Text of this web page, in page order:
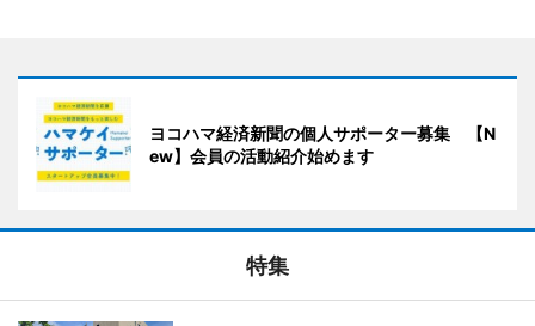
ヨコハマ経済新聞の個人サポーター募集 【N
ew】会員の活動紹介始めます
特集